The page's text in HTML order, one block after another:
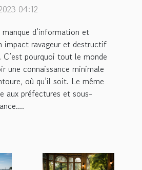
04:12
manque d’information et
impact ravageur et destructif
C’est pourquoi tout le monde
une connaissance minimale
où qu’il soit. Le même
aux préfectures et sous-